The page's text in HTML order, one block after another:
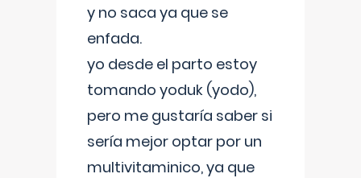
y no saca ya que se
enfada.
yo desde el parto estoy
tomando yoduk (yodo),
pero me gustaría saber si
sería mejor optar por un
multivitaminico, ya que